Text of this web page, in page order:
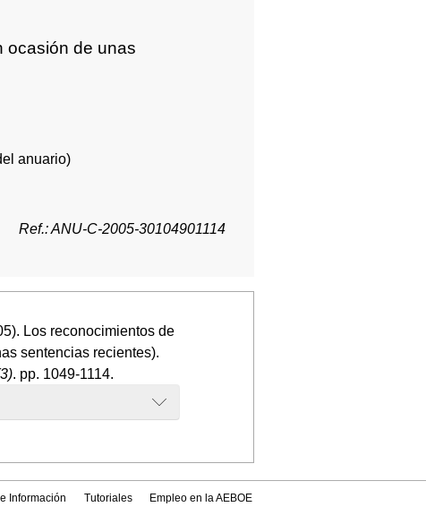
ocasión de unas
anuario)
Ref.: ANU-C-2005-30104901114
Los reconocimientos de
sentencias recientes).
. pp. 1049-1114.
Información Tutoriales Empleo en la AEBOE